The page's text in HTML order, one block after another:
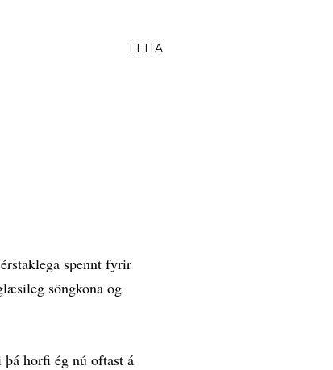
LEITA
spennt fyrir
söngkona og
horfi ég nú oftast á